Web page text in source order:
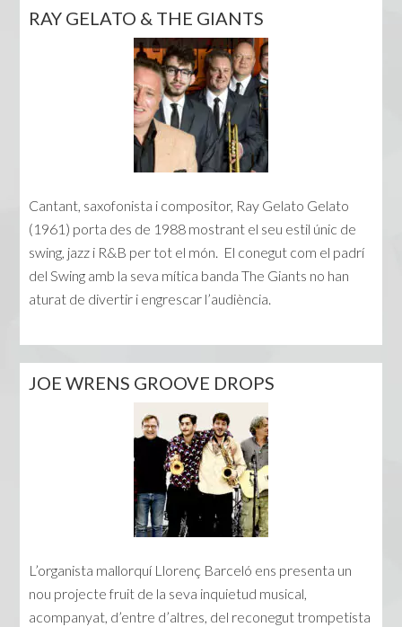
RAY GELATO & THE GIANTS
Cantant, saxofonista i compositor, Ray Gelato Gelato
(1961) porta des de 1988 mostrant el seu estil únic de
swing, jazz i R&B per tot el món. El conegut com el padrí
del Swing amb la seva mítica banda The Giants no han
aturat de divertir i engrescar l’audiència.
JOE WRENS GROOVE DROPS
L’organista mallorquí Llorenç Barceló ens presenta un
nou projecte fruit de la seva inquietud musical,
acompanyat, d’entre d’altres, del reconegut trompetista